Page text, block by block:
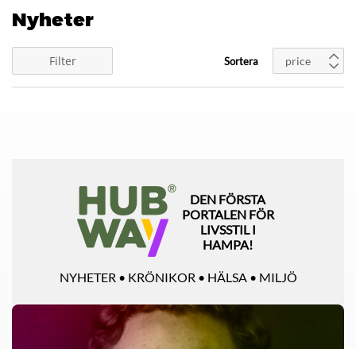
Nyheter
Filter Sortera price
DEN FÖRSTA
PORTALEN FÖR
LIVSSTIL I
HAMPA!
NYHETER • KRÖNIKOR • HÄLSA • MILJÖ